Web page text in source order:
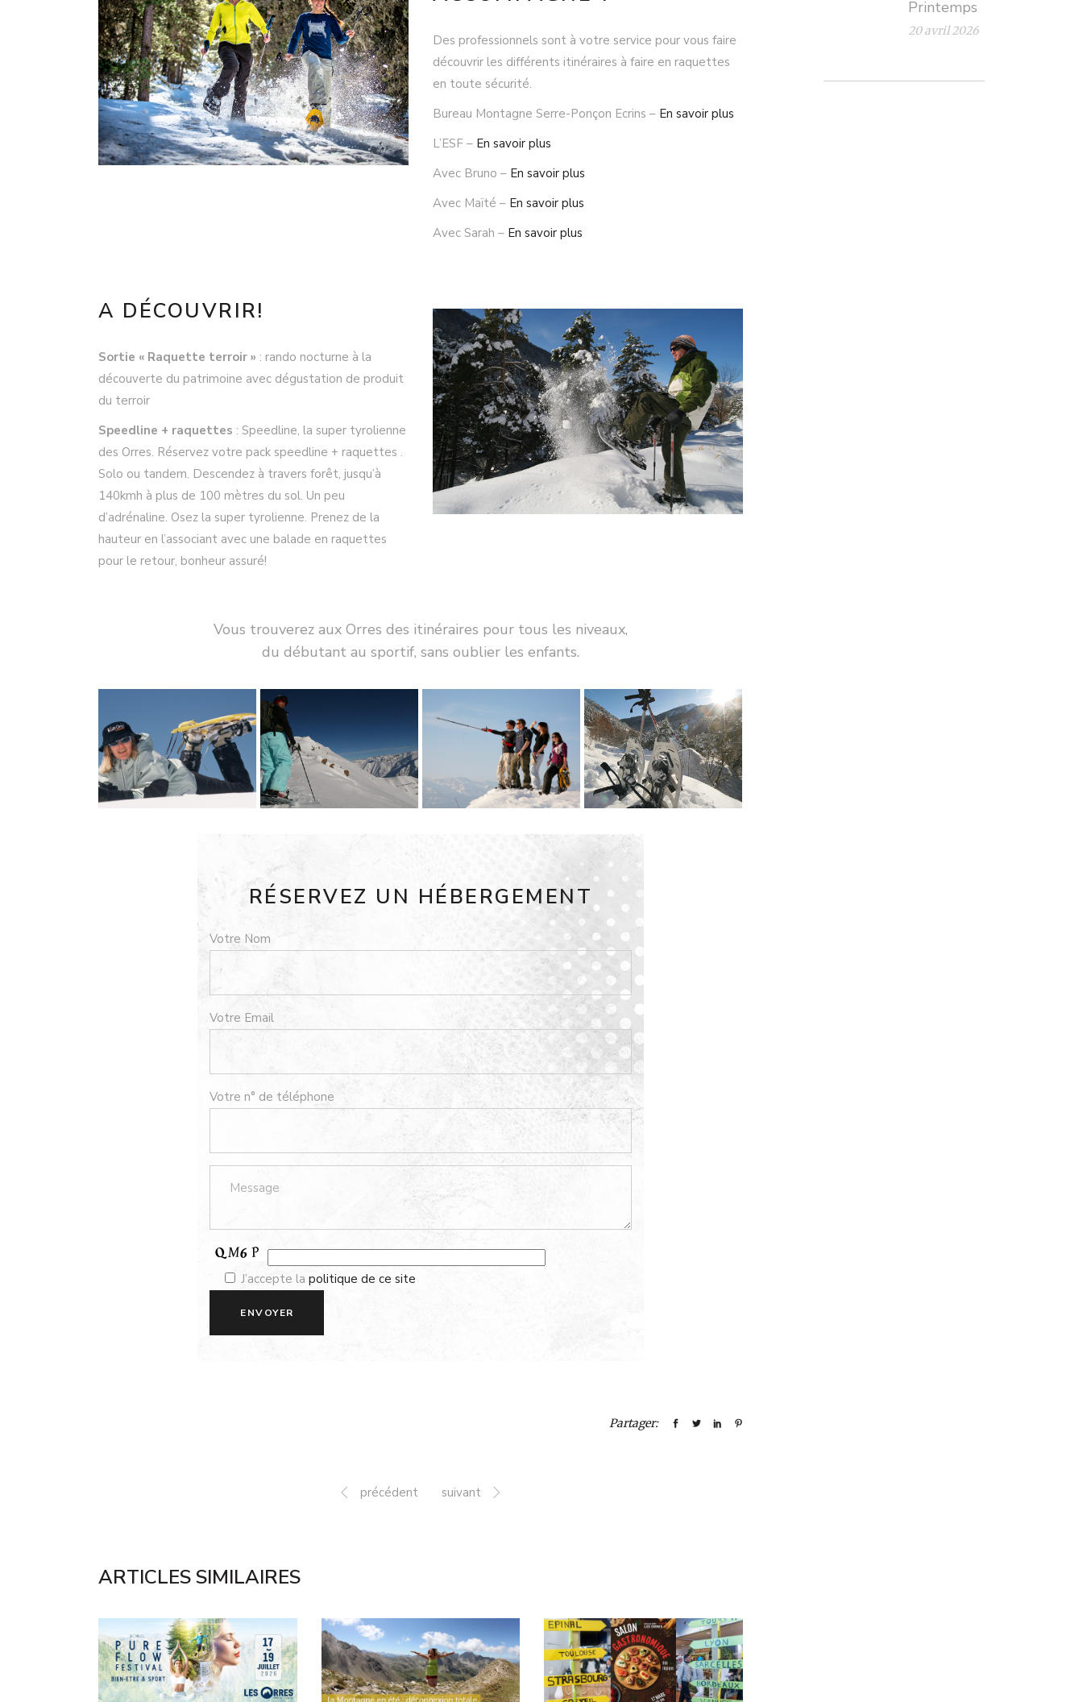
Des professionnels sont à votre service pour vous faire
découvrir les différents itinéraires à faire en raquettes
en toute sécurité.
Bureau Montagne Serre-Ponçon Ecrins – En savoir plus
L’ESF – En savoir plus
Avec Bruno – En savoir plus
Avec Maïté – En savoir plus
Avec Sarah – En savoir plus
A DÉCOUVRIR!
Sortie « Raquette terroir » : rando nocturne à la
découverte du patrimoine avec dégustation de produit
du terroir
Speedline + raquettes : Speedline, la super tyrolienne
des Orres. Réservez votre pack speedline + raquettes .
Solo ou tandem. Descendez à travers forêt, jusqu’à
140kmh à plus de 100 mètres du sol. Un peu
d’adrénaline. Osez la super tyrolienne. Prenez de la
hauteur en l’associant avec une balade en raquettes
pour le retour, bonheur assuré!
Vous trouverez aux Orres des itinéraires pour tous les niveaux,
du débutant au sportif, sans oublier les enfants.
RÉSERVEZ UN HÉBERGEMENT
Votre Nom
Votre Email
Votre n° de téléphone
J’accepte lapolitique de ce site
Partager:
précédent suivant
ARTICLES SIMILAIRES
Printemps
20 avril 2026